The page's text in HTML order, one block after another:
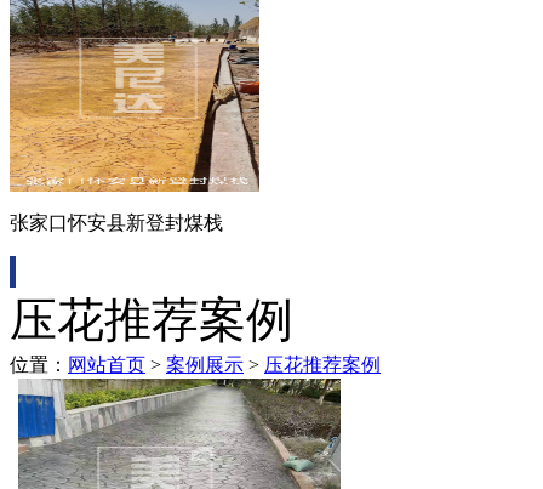
张家口怀安县新登封煤栈
压花推荐案例
位置： 网站首页 > 案例展示 > 压花推荐案例